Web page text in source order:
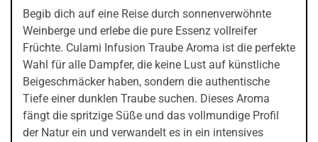
Begib dich auf eine Reise durch sonnenverwöhnte
Weinberge und erlebe die pure Essenz vollreifer
Früchte. Culami Infusion Traube Aroma ist die perfekte
Wahl für alle Dampfer, die keine Lust auf künstliche
Beigeschmäcker haben, sondern die authentische
Tiefe einer dunklen Traube suchen. Dieses Aroma
fängt die spritzige Süße und das vollmundige Profil
der Natur ein und verwandelt es in ein intensives